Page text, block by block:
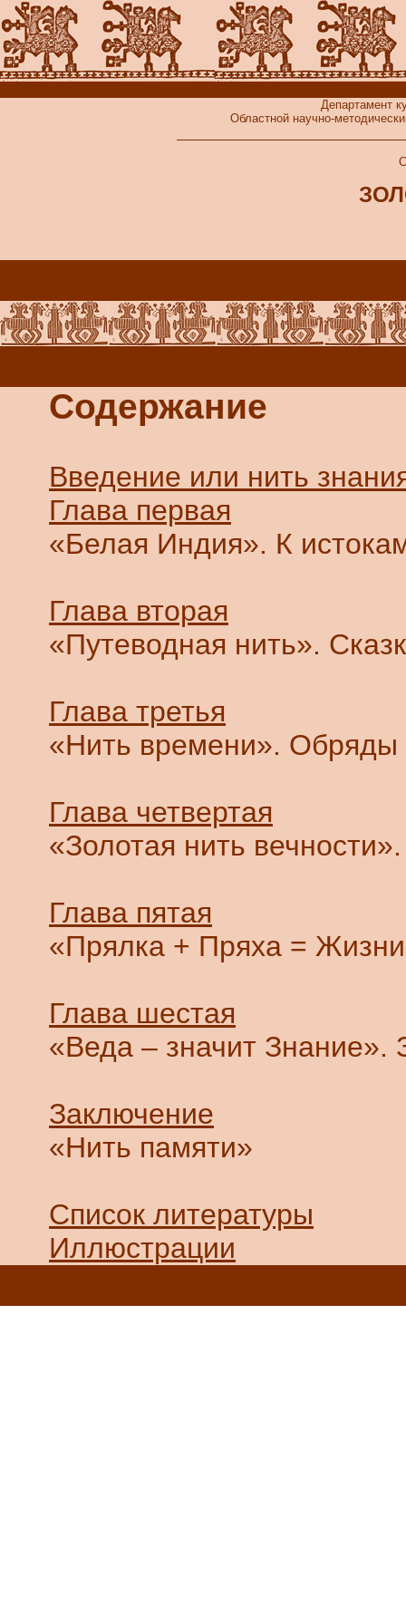
Департамент
Областной научно-
Содержание
Введение или нить
Глава первая
«Белая Индия». К истокам
Глава вторая
«Путеводная нить».
Глава третья
«Нить времени». Обряды
Глава четвертая
«Золотая нить вечности».
Глава пятая
«Прялка + Пряха =
Глава шестая
«Веда – значит Знание».
Заключение
«Нить памяти»
Список литературы
Иллюстрации